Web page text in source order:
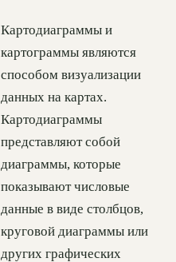
Картодиаграммы и
картограммы являются
способом визуализации
данных на картах.
Картодиаграммы
представляют собой
диаграммы, которые
показывают числовые
данные в виде столбцов,
круговой диаграммы или
других графических